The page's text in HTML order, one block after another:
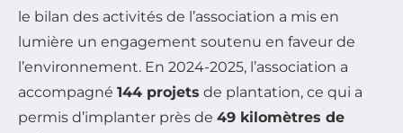
le bilan des activités de l’association a mis en
lumière un engagement soutenu en faveur de
l’environnement. En 2024-2025, l’association a
accompagné 144 projets de plantation, ce qui a
permis d’implanter près de 49 kilomètres de